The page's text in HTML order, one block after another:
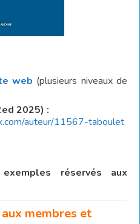
web (plusieurs niveaux de
2025) :
auteur/11567-taboulet
réservés aux
membres et